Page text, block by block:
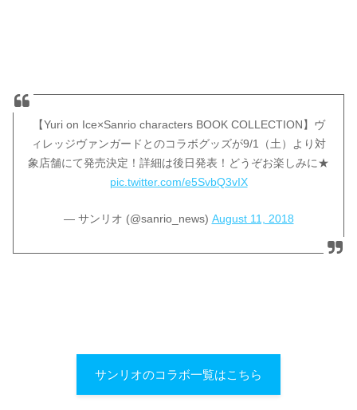
【Yuri on Ice×Sanrio characters BOOK COLLECTION】ヴ
ィレッジヴァンガードとのコラボグッズが9/1（土）より対
象店舗にて発売決定！詳細は後日発表！どうぞお楽しみに★
pic.twitter.com/e5SvbQ3vIX
— サンリオ (@sanrio_news) August 11, 2018
サンリオのコラボ一覧はこちら